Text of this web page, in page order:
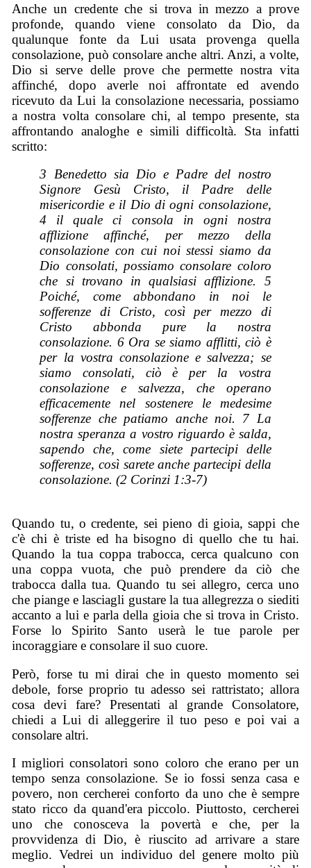
Anche un credente che si trova in mezzo a prove
profonde, quando viene consolato da Dio, da
qualunque fonte da Lui usata provenga quella
consolazione, può consolare anche altri. Anzi, a volte,
Dio si serve delle prove che permette nostra vita
affinché, dopo averle noi affrontate ed avendo
ricevuto da Lui la consolazione necessaria, possiamo
a nostra volta consolare chi, al tempo presente, sta
affrontando analoghe e simili difficoltà. Sta infatti
scritto:
3 Benedetto sia Dio e Padre del nostro
Signore Gesù Cristo, il Padre delle
misericordie e il Dio di ogni consolazione,
4 il quale ci consola in ogni nostra
afflizione affinché, per mezzo della
consolazione con cui noi stessi siamo da
Dio consolati, possiamo consolare coloro
che si trovano in qualsiasi afflizione. 5
Poiché, come abbondano in noi le
sofferenze di Cristo, così per mezzo di
Cristo abbonda pure la nostra
consolazione. 6 Ora se siamo afflitti, ciò è
per la vostra consolazione e salvezza; se
siamo consolati, ciò è per la vostra
consolazione e salvezza, che operano
efficacemente nel sostenere le medesime
sofferenze che patiamo anche noi. 7 La
nostra speranza a vostro riguardo è salda,
sapendo che, come siete partecipi delle
sofferenze, così sarete anche partecipi della
consolazione. (2 Corinzi 1:3-7)
Quando tu, o credente, sei pieno di gioia, sappi che
c'è chi è triste ed ha bisogno di quello che tu hai.
Quando la tua coppa trabocca, cerca qualcuno con
una coppa vuota, che può prendere da ciò che
trabocca dalla tua. Quando tu sei allegro, cerca uno
che piange e lasciagli gustare la tua allegrezza o siediti
accanto a lui e parla della gioia che si trova in Cristo.
Forse lo Spirito Santo userà le tue parole per
incoraggiare e consolare il suo cuore.
Però, forse tu mi dirai che in questo momento sei
debole, forse proprio tu adesso sei rattristato; allora
cosa devi fare? Presentati al grande Consolatore,
chiedi a Lui di alleggerire il tuo peso e poi vai a
consolare altri.
I migliori consolatori sono coloro che erano per un
tempo senza consolazione. Se io fossi senza casa e
povero, non cercherei conforto da uno che è sempre
stato ricco da quand'era piccolo. Piuttosto, cercherei
uno che conosceva la povertà e che, per la
provvidenza di Dio, è riuscito ad arrivare a stare
meglio. Vedrei un individuo del genere molto più